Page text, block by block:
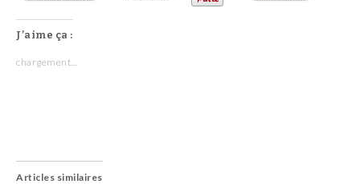
J’aime ça :
chargement…
Articles similaires